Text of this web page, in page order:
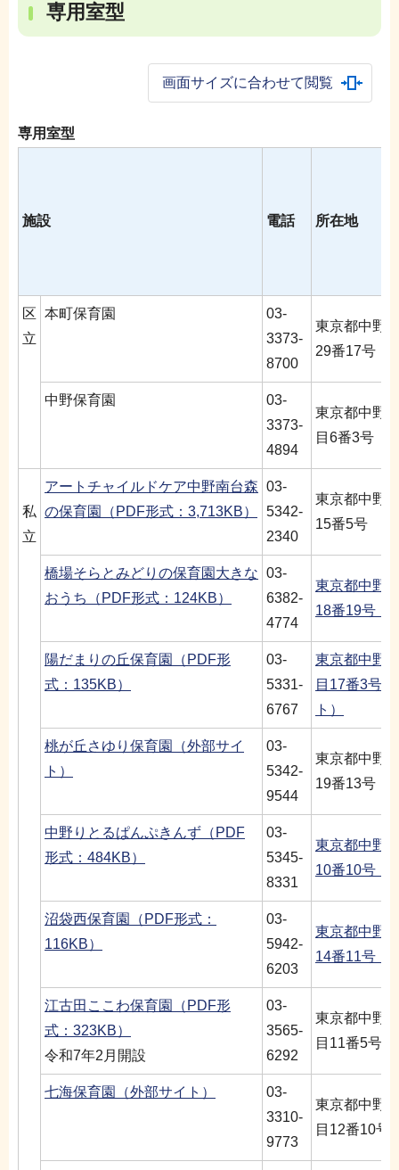
専用室型
画面サイズに合わせて閲覧
専用室型
施設 電話 所在地
区
立
本町保育園
03-
3373-
8700
東京都中野
29番17号
中野保育園
03-
3373-
4894
東京都中野
目6番3号
私
立
アートチャイルドケア中野南台森
の保育園（PDF形式：3,713KB）
03-
5342-
2340
東京都中野
15番5号
橋場そらとみどりの保育園大きな
おうち（PDF形式：124KB）
03-
6382-
4774
東京都中野
18番19号（
陽だまりの丘保育園（PDF形
式：135KB）
03-
5331-
6767
東京都中野
目17番3号
ト）
桃が丘さゆり保育園（外部サイ
ト）
03-
5342-
9544
東京都中野
19番13号
中野りとるぱんぷきんず（PDF
形式：484KB）
03-
5345-
8331
東京都中野
10番10号（
沼袋西保育園（PDF形式：
116KB）
03-
5942-
6203
東京都中野
14番11号（
江古田ここわ保育園（PDF形
式：323KB）
令和7年2月開設
03-
3565-
6292
東京都中野
目11番5号
七海保育園（外部サイト）
03-
3310-
9773
東京都中野
目12番10号